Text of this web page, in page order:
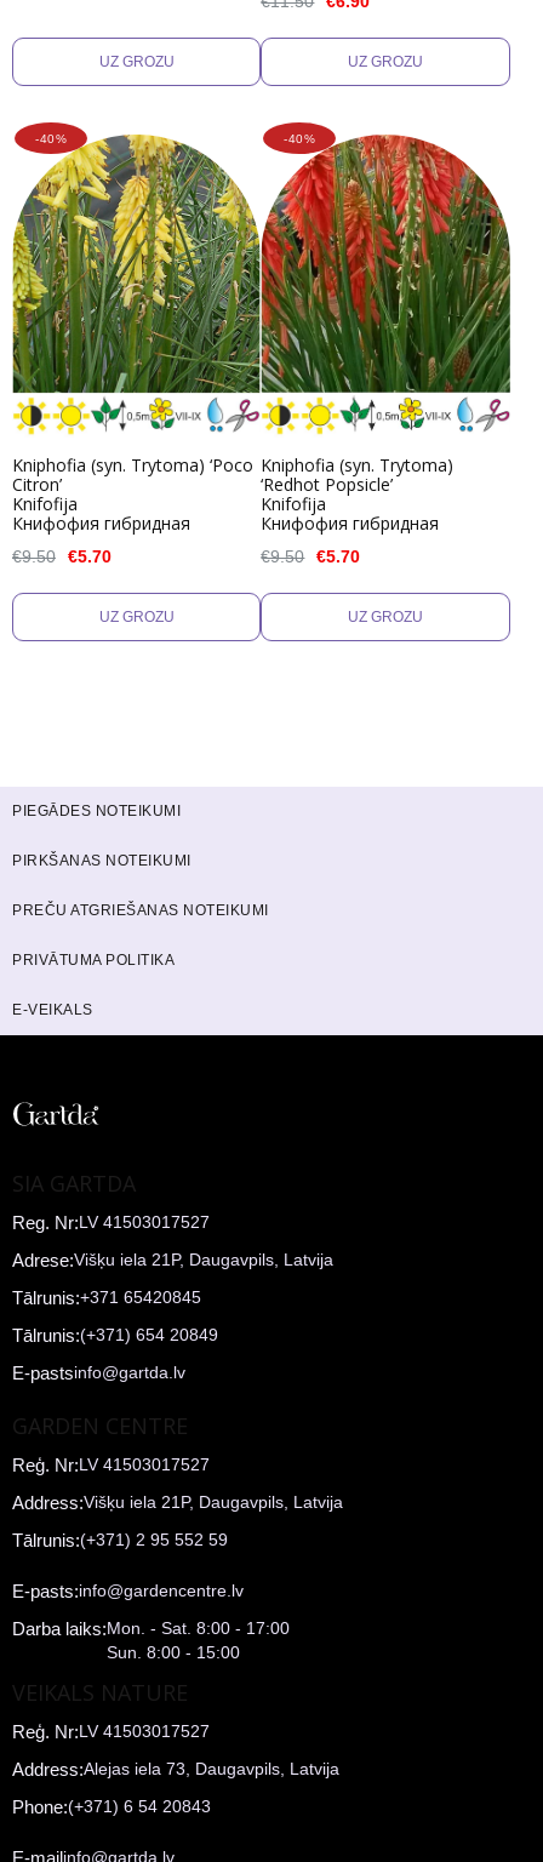
-40%
Kniphofia (syn. Trytoma) ‘Poco
Citron’
Knifofija
Книфофия гибридная
€9.50 €5.70
-40%
Kniphofia (syn. Trytoma)
‘Redhot Popsicle’
Knifofija
Книфофия гибридная
€9.50 €5.70
E-VEIKALS
PRIVĀTUMA POLITIKA
PREČU ATGRIEŠANAS NOTEIKUMI
PIRKŠANAS NOTEIKUMI
PIEGĀDES NOTEIKUMI
SIA GARTDA
Reg. Nr:LV 41503017527
Adrese:Višķu iela 21P, Daugavpils, Latvija
Tālrunis:+371 65420845
Tālrunis:(+371) 654 20849
E-pastsinfo@gartda.lv
GARDEN CENTRE
Reģ. Nr:LV 41503017527
Address:Višķu iela 21P, Daugavpils, Latvija
Tālrunis:(+371) 2 95 552 59
E-pasts:info@gardencentre.lv
Darba laiks:Mon. - Sat. 8:00 - 17:00
Sun. 8:00 - 15:00
VEIKALS NATURE
Reģ. Nr:LV 41503017527
Address:Alejas iela 73, Daugavpils, Latvija
Phone:(+371) 6 54 20843
E-mailinfo@gartda.lv